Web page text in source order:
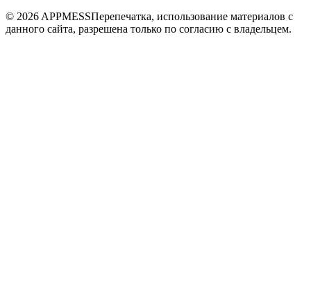
© 2026 APPMESSПерепечатка, использование материалов с
данного сайта, разрешена только по согласию с владельцем.